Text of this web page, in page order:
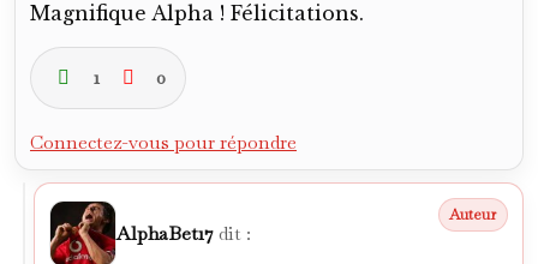
Magnifique Alpha ! Félicitations.
1 0
Connectez-vous pour répondre
AlphaBet17 dit :